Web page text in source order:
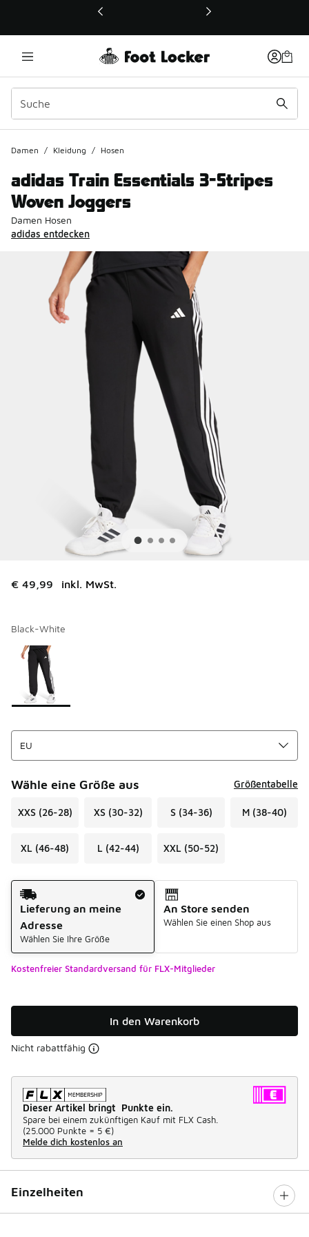
Dieser Link öffnet sich in einem neuen Fenster
Damen / Kleidung / Hosen
adidas Train Essentials 3-Stripes
Woven Joggers
Damen Hosen
adidas entdecken
€ 49,99 inkl. MwSt.
Black-White
Seite 1 von 1 zeigt die Farben 1 bis 1 von 1 an.
Bitte wählen Sie einen Stil aus
Wähle eine Größe aus Größentabelle
XXS (26-28) XS (30-32) S (34-36) M (38-40)
XL (46-48) L (42-44) XXL (50-52)
Versandart
Lieferung an meine
Adresse
Wählen Sie Ihre Größe
An Store senden
Wählen Sie einen Shop aus
Kostenfreier Standardversand für FLX-Mitglieder
In den Warenkorb
Nicht rabattfähig
Dieser Artikel bringt Punkte ein.
Spare bei einem zukünftigen Kauf mit FLX Cash.
(25.000 Punkte = 5 €)
Melde dich kostenlos an
Einzelheiten